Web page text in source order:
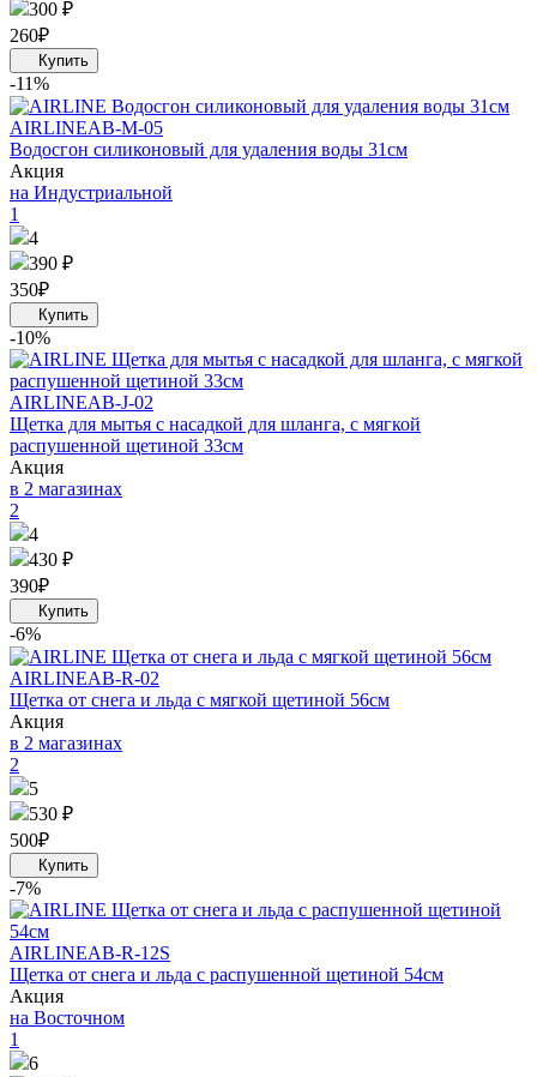
300 ₽
260₽
-11%
AIRLINEAB-M-05
Водосгон силиконовый для удаления воды 31см
Акция
на Индустриальной
1
4
390 ₽
350₽
-10%
AIRLINEAB-J-02
Щетка для мытья с насадкой для шланга, с мягкой
распушенной щетиной 33см
Акция
в 2 магазинах
2
4
430 ₽
390₽
-6%
AIRLINEAB-R-02
Щетка от снега и льда c мягкой щетиной 56см
Акция
в 2 магазинах
2
5
530 ₽
500₽
-7%
AIRLINEAB-R-12S
Щетка от снега и льда с распушенной щетиной 54см
Акция
на Восточном
1
6